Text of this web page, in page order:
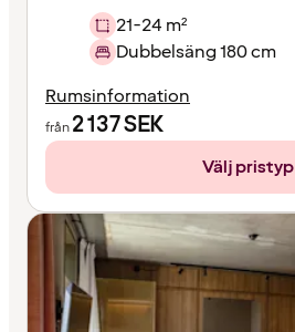
21-24 m²
Dubbelsäng 180 cm
Rumsinformation
från2 137SEK
Välj pristyp